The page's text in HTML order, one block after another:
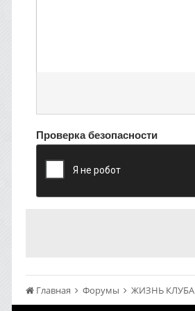
Проверка безопасности
Главная Форумы ЖИЗНЬ КЛУБА